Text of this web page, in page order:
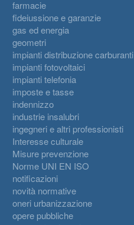
farmacie
fideiussione e garanzie
gas ed energia
geometri
impianti distribuzione carburanti
impianti fotovoltaici
impianti telefonia
imposte e tasse
indennizzo
industrie insalubri
ingegneri e altri professionisti
Interesse culturale
Misure prevenzione
Norme UNI EN ISO
notificazioni
novità normative
oneri urbanizzazione
opere pubbliche